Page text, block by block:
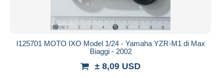
I125701 MOTO IXO Model 1/24 - Yamaha YZR-M1 di Max
Biaggi - 2002
± 8,09 USD